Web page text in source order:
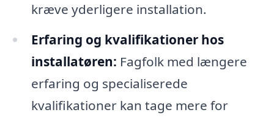
kræve yderligere installation.
Erfaring og kvalifikationer hos
installatøren: Fagfolk med længere
erfaring og specialiserede
kvalifikationer kan tage mere for